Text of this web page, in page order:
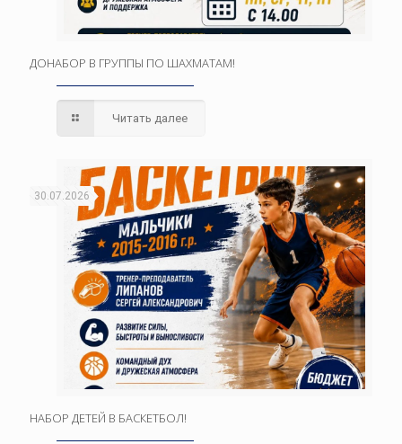
ДОНАБОР В ГРУППЫ ПО ШАХМАТАМ!
Читать далее
30.07.2026
НАБОР ДЕТЕЙ В БАСКЕТБОЛ!